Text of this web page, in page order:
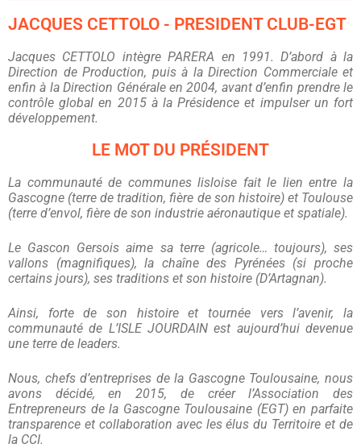
JACQUES CETTOLO - PRESIDENT CLUB-EGT
Jacques CETTOLO intègre PARERA en 1991. D’abord à la
Direction de Production, puis à la Direction Commerciale et
enfin à la Direction Générale en 2004, avant d’enfin prendre le
contrôle global en 2015 à la Présidence et impulser un fort
développement.
LE MOT DU PRÉSIDENT
La communauté de communes lisloise fait le lien entre la
Gascogne (terre de tradition, fière de son histoire) et Toulouse
(terre d’envol, fière de son industrie aéronautique et spatiale).
Le Gascon Gersois aime sa terre (agricole… toujours), ses
vallons (magnifiques), la chaîne des Pyrénées (si proche
certains jours), ses traditions et son histoire (D’Artagnan).
Ainsi, forte de son histoire et tournée vers l’avenir, la
communauté de L’ISLE JOURDAIN est aujourd’hui devenue
une terre de leaders.
Nous, chefs d’entreprises de la Gascogne Toulousaine, nous
avons décidé, en 2015, de créer l’Association des
Entrepreneurs de la Gascogne Toulousaine (EGT) en parfaite
transparence et collaboration avec les élus du Territoire et de
la CCI.